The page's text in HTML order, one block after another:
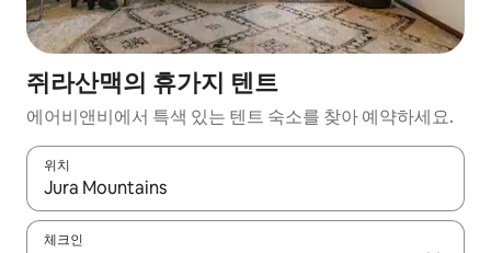
쥐라산맥의 휴가지 텐트
에어비앤비에서 특색 있는 텐트 숙소를 찾아 예약하세요.
위치
결과가 나오면 위·아래 화살표 키를 사용하거나 터치 또는 스와이
체크인